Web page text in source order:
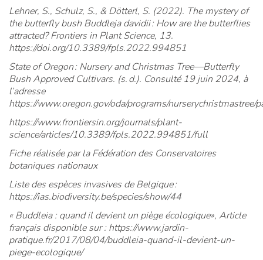
Lehner, S., Schulz, S., & Dötterl, S. (2022). The mystery of
the butterfly bush Buddleja davidii : How are the butterflies
attracted? Frontiers in Plant Science, 13.
https://doi.org/10.3389/fpls.2022.994851
State of Oregon : Nursery and Christmas Tree—Butterfly
Bush Approved Cultivars. (s. d.). Consulté 19 juin 2024, à
l’adresse
https://www.oregon.gov/oda/programs/nurserychristmastree/
https://www.frontiersin.org/journals/plant-
science/articles/10.3389/fpls.2022.994851/full
Fiche réalisée par la Fédération des Conservatoires
botaniques nationaux
Liste des espèces invasives de Belgique :
https://ias.biodiversity.be/species/show/44
« Buddleia : quand il devient un piège écologique», Article
français disponible sur : https://www.jardin-
pratique.fr/2017/08/04/buddleia-quand-il-devient-un-
piege-ecologique/